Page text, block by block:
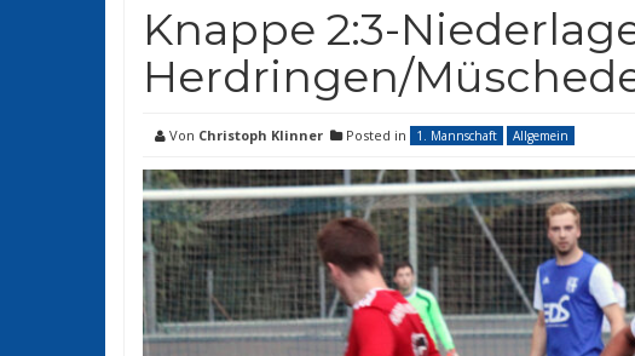
Knappe 2:3-
Herdringen/
Von Christoph Klinner Posted in 1. Mannschaft Allgemein